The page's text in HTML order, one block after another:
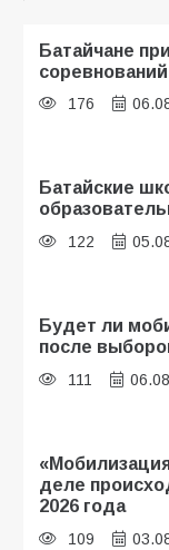
Батайчане
соревнований
176
Батайские
122
Будет ли
после
111
деле
2026 года
109